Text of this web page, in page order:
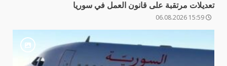
تعديلات مرتقبة على قانون العمل في سوريا